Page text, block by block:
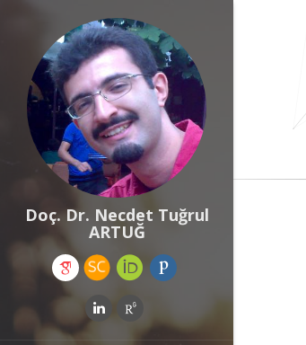
Doç. Dr. Necdet Tuğrul
ARTUĞ